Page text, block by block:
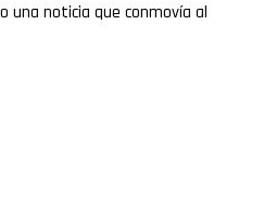
una noticia que conmovía al